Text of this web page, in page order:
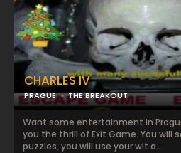
CHARLES IV
PRAGUE THE BREAKOUT
Want some entertainment in
you the thrill of Exit Game. You will
puzzles, you will use your wit a...